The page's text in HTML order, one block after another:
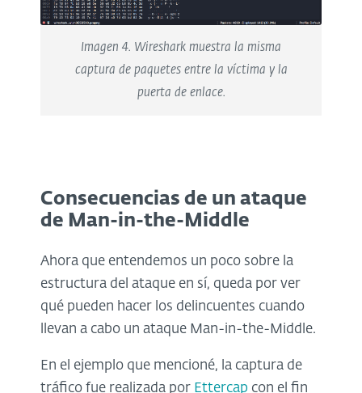
Imagen 4. Wireshark muestra la misma
captura de paquetes entre la víctima y la
puerta de enlace.
Consecuencias de un ataque
de Man-in-the-Middle
Ahora que entendemos un poco sobre la
estructura del ataque en sí, queda por ver
qué pueden hacer los delincuentes cuando
llevan a cabo un ataque Man-in-the-Middle.
En el ejemplo que mencioné, la captura de
tráfico fue realizada por Ettercap con el fin